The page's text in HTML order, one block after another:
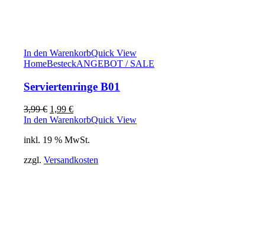
In den WarenkorbQuick View
HomeBesteckANGEBOT / SALE
Serviertenringe B01
3,99€ Ursprünglicher
Preis
3,99 €
1,99 €Aktueller
Preis
1,99 €.
In den WarenkorbQuick View
inkl. 19 % MwSt.
zzgl. Versandkosten